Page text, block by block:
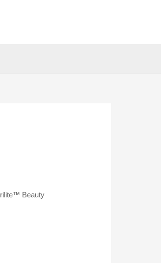
Beauty